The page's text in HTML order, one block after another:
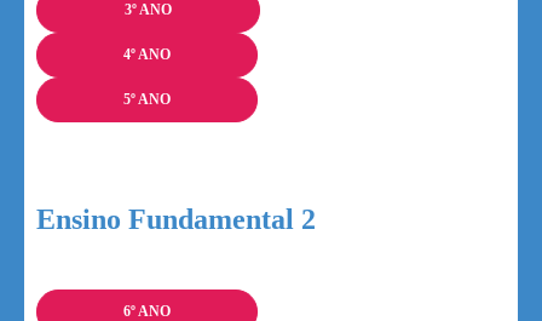
3º ANO
4º ANO
5º ANO
Ensino Fundamental 2
6º ANO